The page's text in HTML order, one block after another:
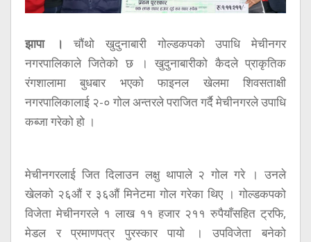
झापा ।
चौंथो खुदुनाबारी गोल्डकपको उपाधि मेचीनगर
नगरपालिकाले जितेको छ । खुदुनाबारीको कैदले प्राकृतिक
रंगशालामा बुधबार भएको फाइनल खेलमा शिवसताक्षी
नगरपालिकालाई २-० गोल अन्तरले पराजित गर्दै मेचीनगरले उपाधि
कब्जा गरेको हो ।
मेचीनगरलाई जित दिलाउन लक्षु थापाले २ गोल गरे । उनले
खेलको २६औं र ३६औं मिनेटमा गोल गरेका थिए । गोल्डकपको
विजेता मेचीनगरले १ लाख ११ हजार २११ रुपैयाँसहित ट्रफि,
मेडल र प्रमाणपत्र पुरस्कार पायो । उपविजेता बनेको